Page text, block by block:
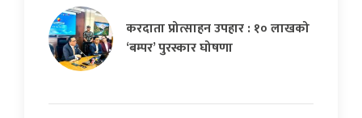
करदाता प्रोत्साहन उपहार : १० लाखको
‘बम्पर’ पुरस्कार घोषणा